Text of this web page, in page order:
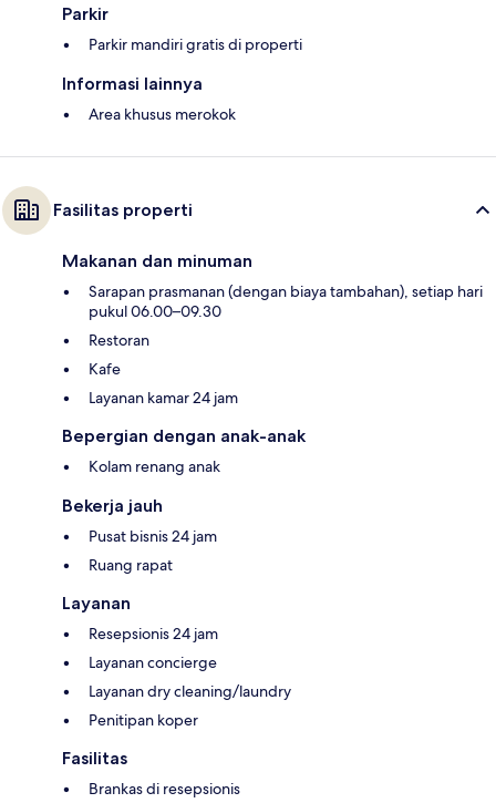
Parkir
Parkir mandiri gratis di properti
Informasi lainnya
Area khusus merokok
Fasilitas properti
Makanan dan minuman
Sarapan prasmanan (dengan biaya tambahan), setiap hari
pukul 06.00–09.30
Restoran
Kafe
Layanan kamar 24 jam
Bepergian dengan anak-anak
Kolam renang anak
Bekerja jauh
Pusat bisnis 24 jam
Ruang rapat
Layanan
Resepsionis 24 jam
Layanan concierge
Layanan dry cleaning/laundry
Penitipan koper
Fasilitas
Brankas di resepsionis